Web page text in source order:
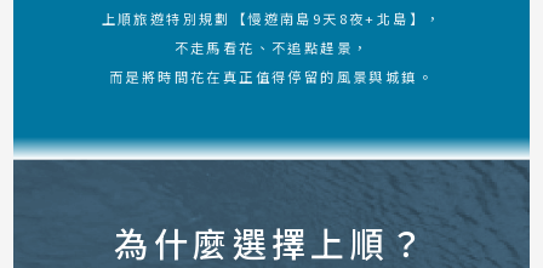
上順旅遊特別規劃【慢遊南島9天8夜+北島】，
不走馬看花、不追點趕景，
而是將時間花在真正值得停留的風景與城鎮。
為什麼選擇上順？